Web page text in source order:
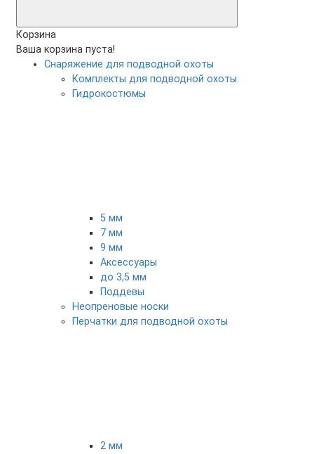
Корзина
Ваша корзина пуста!
Снаряжение для подводной охоты
Комплекты для подводной охоты
Гидрокостюмы
5 мм
7 мм
9 мм
Аксессуары
до 3,5 мм
Поддевы
Неопреновые носки
Перчатки для подводной охоты
2 мм